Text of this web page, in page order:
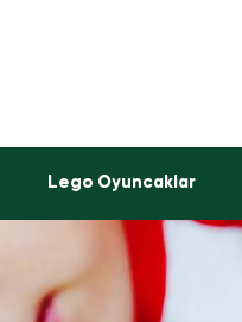
Lego Oyuncaklar